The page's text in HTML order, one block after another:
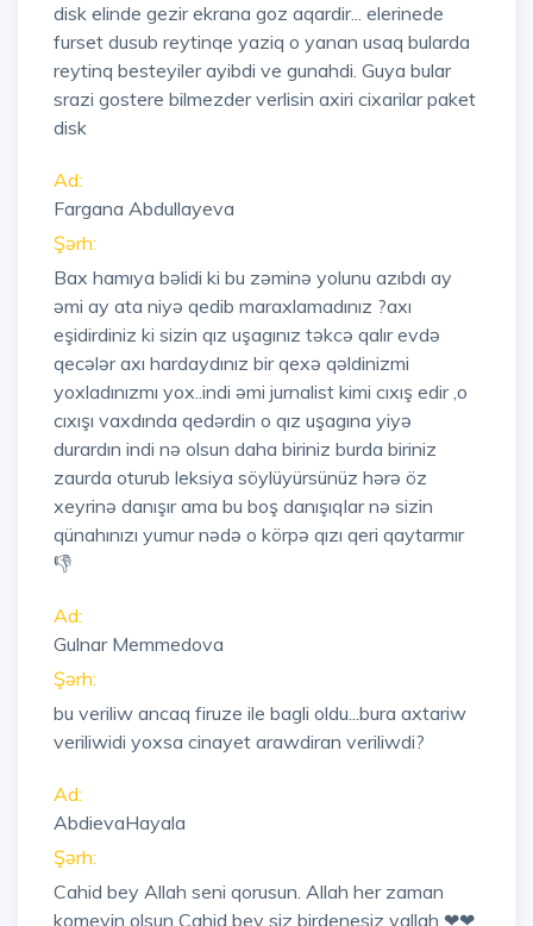
disk elinde gezir ekrana goz aqardir... elerinede
furset dusub reytinqe yaziq o yanan usaq bularda
reytinq besteyiler ayibdi ve gunahdi. Guya bular
srazi gostere bilmezder verlisin axiri cixarilar paket
disk
Ad:
Fargana Abdullayeva
Şərh:
Bax hamıya bəlidi ki bu zəminə yolunu azıbdı ay
əmi ay ata niyə qedib maraxlamadınız ?axı
eşidirdiniz ki sizin qız uşagınız təkcə qalır evdə
qecələr axı hardaydınız bir qexə qəldinizmi
yoxladınızmı yox..indi əmi jurnalist kimi cıxış edir ,o
cıxışı vaxdında qedərdin o qız uşagına yiyə
durardın indi nə olsun daha biriniz burda biriniz
zaurda oturub leksiya söylüyürsünüz hərə öz
xeyrinə danışır ama bu boş danışıqlar nə sizin
qünahınızı yumur nədə o körpə qızı qeri qaytarmır
👎
Ad:
Gulnar Memmedova
Şərh:
bu veriliw ancaq firuze ile bagli oldu...bura axtariw
veriliwidi yoxsa cinayet arawdiran veriliwdi?
Ad:
AbdievaHayala
Şərh:
Cahid bey Allah seni qorusun. Allah her zaman
komeyin olsun Cahid bey siz birdenesiz vallah ❤❤